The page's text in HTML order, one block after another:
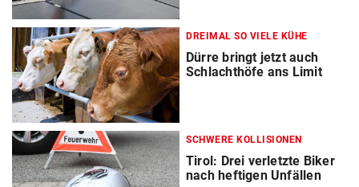
DREIMAL SO VIELE KÜHE
Dürre bringt jetzt auch
Schlachthöfe ans Limit
SCHWERE KOLLISIONEN
Tirol: Drei verletzte Biker
nach heftigen Unfällen